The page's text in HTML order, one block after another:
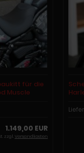
für die
Muscle
1.149,00 EUR
zzgl.Versandkosten